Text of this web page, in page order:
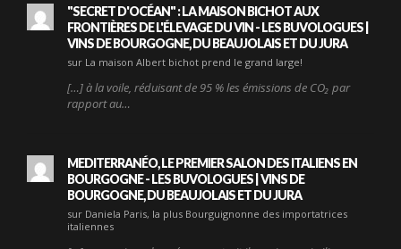
"SECRET D'OCÉAN" : LA MAISON BICHOT AUX
FRONTIÈRES DE L'ÉLEVAGE DU VIN - LES BUVOLOGUES |
VINS DE BOURGOGNE, DU BEAUJOLAIS ET DU JURA
sur La maison Albert bichot prend le grand large!
[…] à la voile, réduisant de 95 % les émissions de CO₂ par
rapport au…
MEDITERRANÉO, LE PREMIER SALON DES ITALIENS EN
BOURGOGNE - LES BUVOLOGUES | VINS DE
BOURGOGNE, DU BEAUJOLAIS ET DU JURA
sur Daniela Paris, la plus Bourguignonne des importatrices
italiennes